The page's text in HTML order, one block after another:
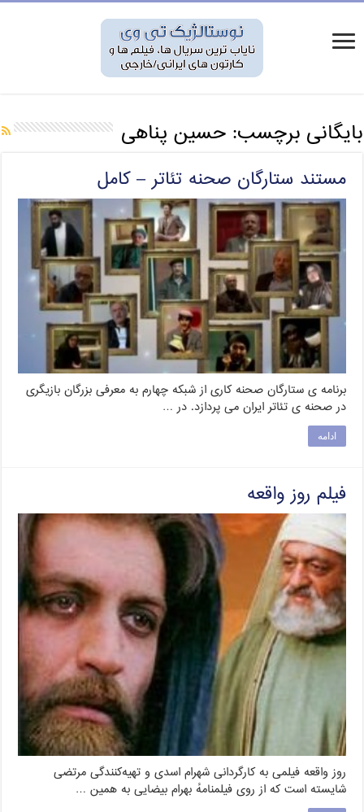
بایگانی برچسب:حسین پناهی
مستند ستارگان صحنه تئاتر – کامل
برنامه ی ستارگان صحنه کاری از شبکه چهارم به معرفی بزرگان بازیگری
در صحنه ی تئاتر ایران می پردازد. در …
ادامه
فیلم روز واقعه
روز واقعه فیلمی به کارگردانی شهرام اسدی و تهیه‌کنندگی مرتضی
شایسته است که از روی فیلمنامهٔ بهرام بیضایی به همین …